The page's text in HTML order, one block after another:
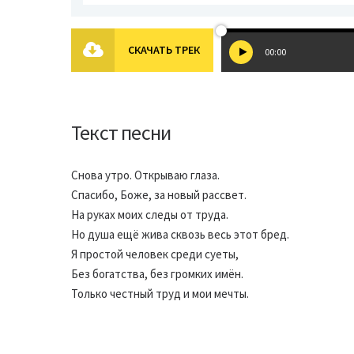
СКАЧАТЬ ТРЕК 00:00
Текст песни
Снова утро. Открываю глаза.
Спасибо, Боже, за новый рассвет.
На руках моих следы от труда.
Но душа ещё жива сквозь весь этот бред.
Я простой человек среди суеты,
Без богатства, без громких имён.
Только честный труд и мои мечты.